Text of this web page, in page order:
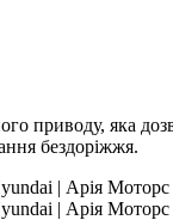
приводу, яка
бездоріжжя.